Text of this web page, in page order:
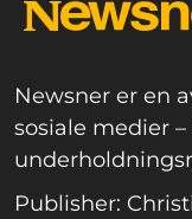
Newsner er en
sosiale medier
Publisher: